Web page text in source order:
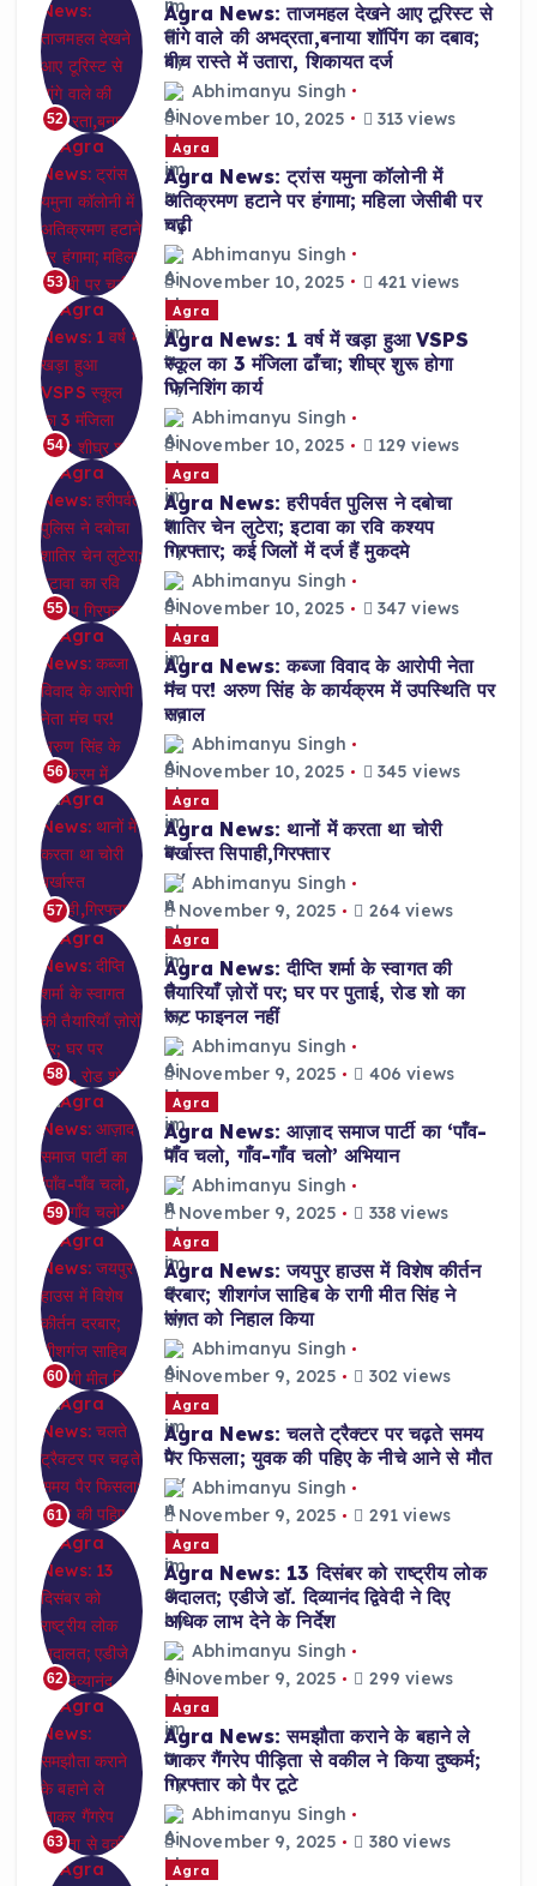
52
Agra News: ताजमहल देखने आए टूरिस्ट से
तांगे वाले की अभद्रता,बनाया शॉपिंग का दबाव;
बीच रास्ते में उतारा, शिकायत दर्ज
Abhimanyu Singh
November 10, 2025
313 views
53
Agra
Agra News: ट्रांस यमुना कॉलोनी में
अतिक्रमण हटाने पर हंगामा; महिला जेसीबी पर
चढ़ी
Abhimanyu Singh
November 10, 2025
421 views
54
Agra
Agra News: 1 वर्ष में खड़ा हुआ VSPS
स्कूल का 3 मंजिला ढाँचा; शीघ्र शुरू होगा
फिनिशिंग कार्य
Abhimanyu Singh
November 10, 2025
129 views
55
Agra
Agra News: हरीपर्वत पुलिस ने दबोचा
शातिर चेन लुटेरा; इटावा का रवि कश्यप
गिरफ्तार; कई जिलों में दर्ज हैं मुकदमे
Abhimanyu Singh
November 10, 2025
347 views
56
Agra
Agra News: कब्जा विवाद के आरोपी नेता
मंच पर! अरुण सिंह के कार्यक्रम में उपस्थिति पर
सवाल
Abhimanyu Singh
November 10, 2025
345 views
57
Agra
Agra News: थानों में करता था चोरी
बर्खास्त सिपाही,गिरफ्तार
Abhimanyu Singh
November 9, 2025
264 views
58
Agra
Agra News: दीप्ति शर्मा के स्वागत की
तैयारियाँ ज़ोरों पर; घर पर पुताई, रोड शो का
रूट फाइनल नहीं
Abhimanyu Singh
November 9, 2025
406 views
59
Agra
Agra News: आज़ाद समाज पार्टी का ‘पाँव-
पाँव चलो, गाँव-गाँव चलो’ अभियान
Abhimanyu Singh
November 9, 2025
338 views
60
Agra
Agra News: जयपुर हाउस में विशेष कीर्तन
दरबार; शीशगंज साहिब के रागी मीत सिंह ने
संगत को निहाल किया
Abhimanyu Singh
November 9, 2025
302 views
61
Agra
Agra News: चलते ट्रैक्टर पर चढ़ते समय
पैर फिसला; युवक की पहिए के नीचे आने से मौत
Abhimanyu Singh
November 9, 2025
291 views
62
Agra
Agra News: 13 दिसंबर को राष्ट्रीय लोक
अदालत; एडीजे डॉ. दिव्यानंद द्विवेदी ने दिए
अधिक लाभ देने के निर्देश
Abhimanyu Singh
November 9, 2025
299 views
63
Agra
Agra News: समझौता कराने के बहाने ले
जाकर गैंगरेप पीड़िता से वकील ने किया दुष्कर्म;
गिरफ्तार को पैर टूटे
Abhimanyu Singh
November 9, 2025
380 views
Agra